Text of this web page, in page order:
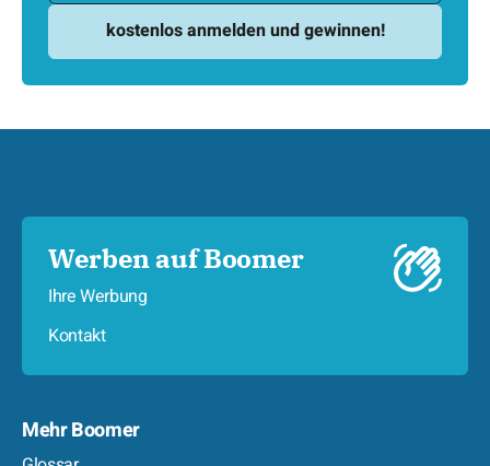
Werben auf Boomer
Ihre Werbung
Kontakt
Mehr Boomer